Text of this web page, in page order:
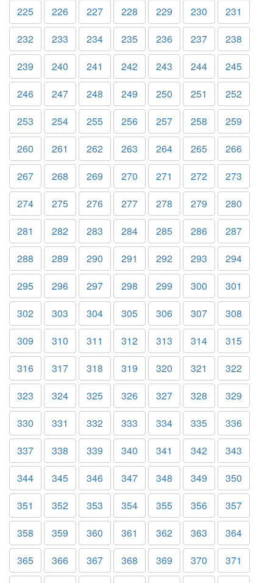
225
226 227 228 229 230
231
232
233 234 235 236 237
238
239
240 241 242 243 244
245
246
247 248 249 250 251
252
253
254 255 256 257 258
259
260
261 262 263 264 265
266
267
268 269 270 271 272
273
274
275 276 277 278 279
280
281
282 283 284 285 286
287
288
289 290 291 292 293
294
295
296 297 298 299 300
301
302
303 304 305 306 307
308
309
310 311 312 313 314
315
316
317 318 319 320 321
322
323
324 325 326 327 328
329
330
331 332 333 334 335
336
337
338 339 340 341 342
343
344
345 346 347 348 349
350
351
352 353 354 355 356
357
358
359 360 361 362 363
364
365
366 367 368 369 370
371